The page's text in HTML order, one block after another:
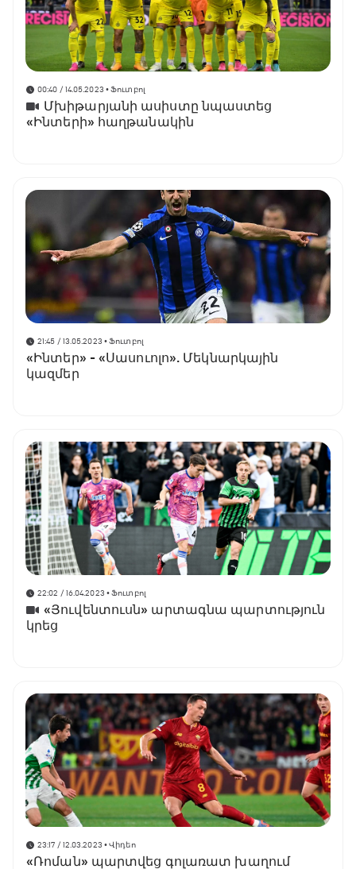
00:40 / 14.05.2023 • Ֆուտբոլ
Մխիթարյանի ասիստը նպաստեց
«Ինտերի» հաղթանակին
21:45 / 13.05.2023 • Ֆուտբոլ
«Ինտեր» - «Սասուոլո». Մեկնարկային
կազմեր
22:02 / 16.04.2023 • Ֆուտբոլ
«Յուվենտուսն» արտագնա պարտություն
կրեց
23:17 / 12.03.2023 • Վիդեո
«Ռոման» պարտվեց գոլառատ խաղում